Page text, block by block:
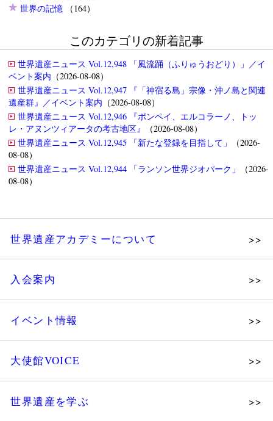
世界の記憶（164）
このカテゴリの新着記事
世界遺産ニュース Vol.12,948 「風流踊（ふりゅうおどり）」／イ
ベント案内 （2026-08-08）
世界遺産ニュース Vol.12,947 『「神宿る島」宗像・沖ノ島と関連
遺産群』／イベント案内 （2026-08-08）
世界遺産ニュース Vol.12,946 『ポンペイ、エルコラーノ、トッ
レ・アヌンツィアータの考古地区』
（2026-08-08）
世界遺産ニュース Vol.12,945 「新たな登録を目指して」
（2026-
08-08）
世界遺産ニュース Vol.12,944 「ランソン世界ジオパーク」
（2026-
08-08）
世界遺産アカデミーについて
組織図・役員
法人会員・協賛団体／公認団体
入会案内
イベント情報
大使館VOICE
世界遺産を学ぶ